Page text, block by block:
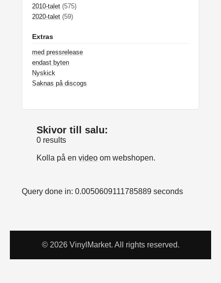
2010-talet (575)
2020-talet (59)
Extras
med pressrelease
endast byten
Nyskick
Saknas på discogs
Skivor till salu:
0 results
Kolla på envideo om webshopen.
Query done in: 0.0050609111785889 seconds
© 2026 VinylMarket. All rights reserved.